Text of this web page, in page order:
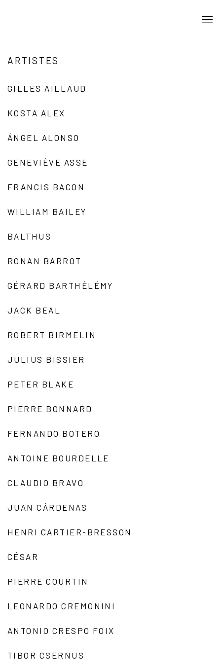
ARTISTES
GILLES AILLAUD
KOSTA ALEX
ÁNGEL ALONSO
GENEVIÈVE ASSE
FRANCIS BACON
WILLIAM BAILEY
BALTHUS
RONAN BARROT
GÉRARD BARTHÉLÉMY
JACK BEAL
ROBERT BIRMELIN
JULIUS BISSIER
PETER BLAKE
PIERRE BONNARD
FERNANDO BOTERO
ANTOINE BOURDELLE
CLAUDIO BRAVO
JUAN CÁRDENAS
HENRI CARTIER-BRESSON
CÉSAR
PIERRE COURTIN
LEONARDO CREMONINI
ANTONIO CRESPO FOIX
TIBOR CSERNUS